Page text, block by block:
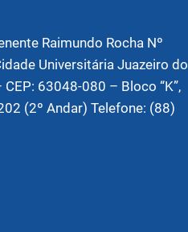
Raimundo Rocha Nº
Universitária Juazeiro do
63048-080 – Bloco “K”,
(2º Andar) Telefone: (88)